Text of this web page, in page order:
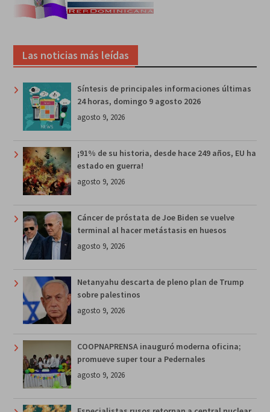
Las noticias más leídas
Síntesis de principales informaciones últimas
24 horas, domingo 9 agosto 2026
agosto 9, 2026
¡91% de su historia, desde hace 249 años, EU ha
estado en guerra!
agosto 9, 2026
Cáncer de próstata de Joe Biden se vuelve
terminal al hacer metástasis en huesos
agosto 9, 2026
Netanyahu descarta de pleno plan de Trump
sobre palestinos
agosto 9, 2026
COOPNAPRENSA inauguró moderna oficina;
promueve super tour a Pedernales
agosto 9, 2026